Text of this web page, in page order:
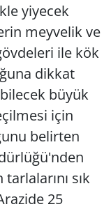
yiyecek
meyvelik ve
ile kök
dikkat
büyük
için
belirten
sık
25